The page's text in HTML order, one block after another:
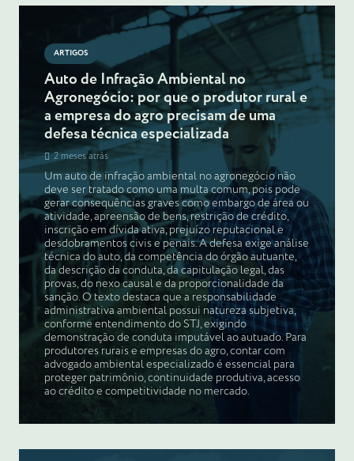
ARTIGOS
Auto de Infração Ambiental no
Agronegócio: por que o produtor rural e
a empresa do agro precisam de uma
defesa técnica especializada
2 meses atrás
Um auto de infração ambiental no agronegócio não
deve ser tratado como uma multa comum, pois pode
gerar consequências graves como embargo de área ou
atividade, apreensão de bens, restrição de crédito,
inscrição em dívida ativa, prejuízo reputacional e
desdobramentos civis e penais. A defesa exige análise
técnica do auto, da competência do órgão autuante,
da descrição da conduta, da capitulação legal, das
provas, do nexo causal e da proporcionalidade da
sanção. O texto destaca que a responsabilidade
administrativa ambiental possui natureza subjetiva,
conforme entendimento do STJ, exigindo
demonstração de conduta imputável ao autuado. Para
produtores rurais e empresas do agro, contar com
advogado ambiental especializado é essencial para
proteger patrimônio, continuidade produtiva, acesso
ao crédito e competitividade no mercado.